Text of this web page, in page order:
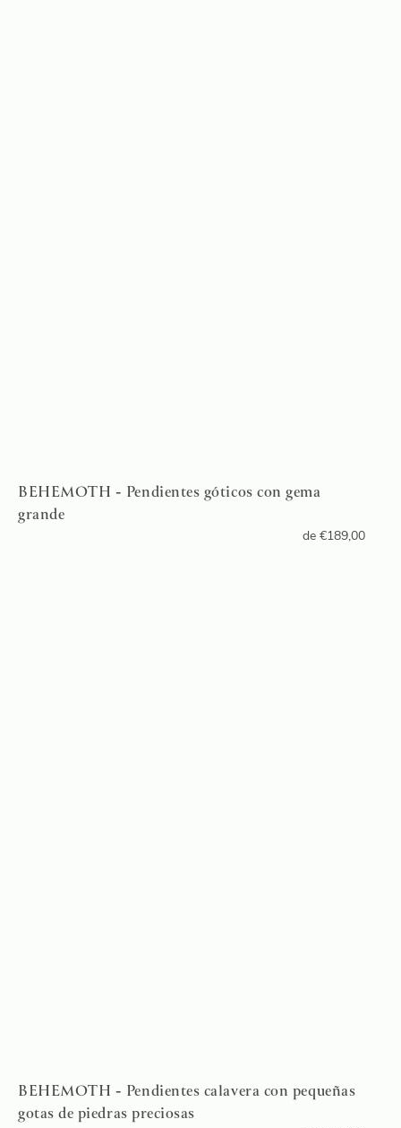
BEHEMOTH - Pendientes góticos con gema
grande
de €189,00
BEHEMOTH - Pendientes calavera con pequeñas
gotas de piedras preciosas